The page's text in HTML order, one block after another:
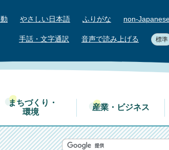
やさしい日本語 ふりがな non-
手話・文字通訳 音声で読み上げる 標準
まちづくり・
環境
産業・ビジネス